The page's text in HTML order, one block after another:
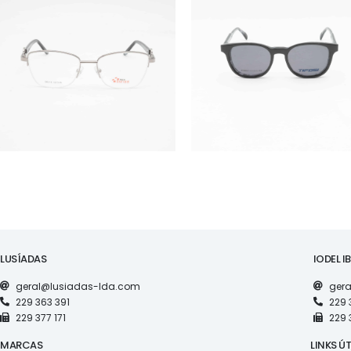
TF5968
LUSÍADAS
geral@lusiadas-lda.com
229 363 391
229 377 171
IODEL
229
229
MARCAS LINKS